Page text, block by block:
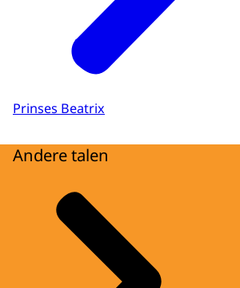
Prinses Beatrix
Andere talen